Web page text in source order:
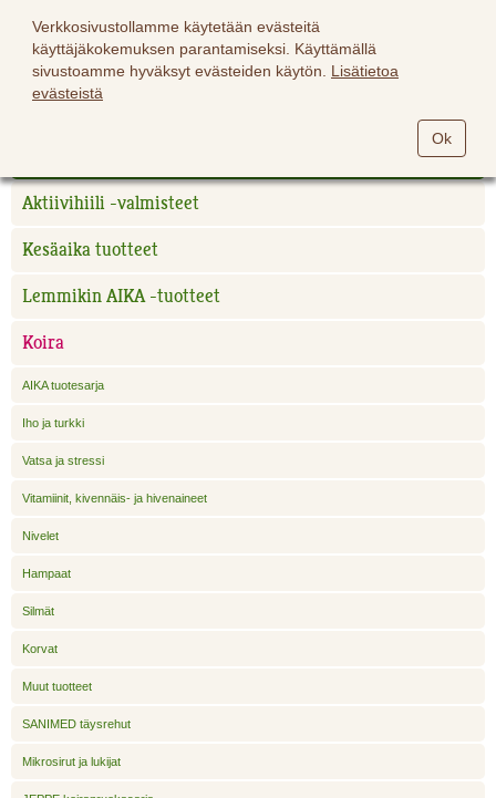
Verkkosivustollamme käytetään evästeitä
käyttäjäkokemuksen parantamiseksi. Käyttämällä
sivustoamme hyväksyt evästeiden käytön. Lisätietoa
evästeistä
Ok
Aktiivihiili -valmisteet
Kesäaika tuotteet
Lemmikin AIKA -tuotteet
Koira
AIKA tuotesarja
Iho ja turkki
Vatsa ja stressi
Vitamiinit, kivennäis- ja hivenaineet
Nivelet
Hampaat
Silmät
Korvat
Muut tuotteet
SANIMED täysrehut
Mikrosirut ja lukijat